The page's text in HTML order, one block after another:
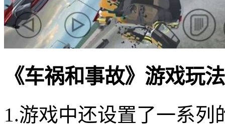
《车祸和事故》游戏玩
1.游戏中还设置了一系